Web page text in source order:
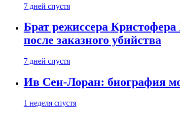
7 дней спустя
Брат режиссера
после заказного убийства
7 дней спустя
Ив Сен-Лоран: биография
1 неделя спустя